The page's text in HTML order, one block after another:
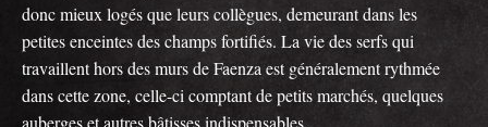
donc mieux logés que leurs collègues, demeurant dans les
petites enceintes des champs fortifiés. La vie des serfs qui
travaillent hors des murs de Faenza est généralement rythmée
dans cette zone, celle-ci comptant de petits marchés, quelques
auberges et autres bâtisses indispensables.